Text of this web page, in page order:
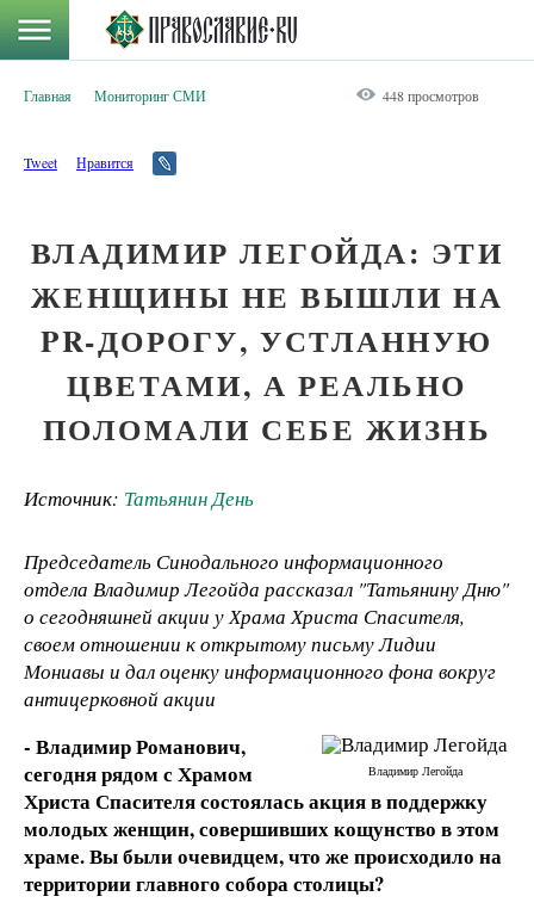
Главная Мониторинг СМИ 448 просмотров
Tweet Нравится
ВЛАДИМИР ЛЕГОЙДА: ЭТИ
ЖЕНЩИНЫ НЕ ВЫШЛИ НА
PR-ДОРОГУ, УСТЛАННУЮ
ЦВЕТАМИ, А РЕАЛЬНО
ПОЛОМАЛИ СЕБЕ ЖИЗНЬ
Источник: Татьянин День
Председатель Синодального информационного
отдела Владимир Легойда рассказал "Татьянину Дню"
о сегодняшней акции у Храма Христа Спасителя,
своем отношении к открытому письму Лидии
Мониавы и дал оценку информационного фона вокруг
антицерковной акции
Владимир Легойда
- Владимир Романович,
сегодня рядом с Храмом
Христа Спасителя состоялась акция в поддержку
молодых женщин, совершивших кощунство в этом
храме. Вы были очевидцем, что же происходило на
территории главного собора столицы?